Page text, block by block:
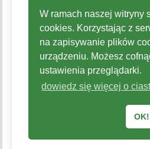
W ramach naszej witryny
cookies. Korzystając z
na zapisywanie plików
urządzeniu. Możesz
ustawienia przeglądarki.
dowiedz się więcej o
OK!